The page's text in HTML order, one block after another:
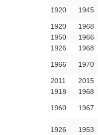
1920 1945
1920
1968
1950
1966
1926
1968
1966 1970
2011 2015
1918
1968
1960 1967
1926 1953